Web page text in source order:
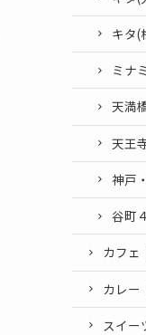
キタ(
ミナ
天満
天王
神戸
谷町
カフェ
カレー
スイー